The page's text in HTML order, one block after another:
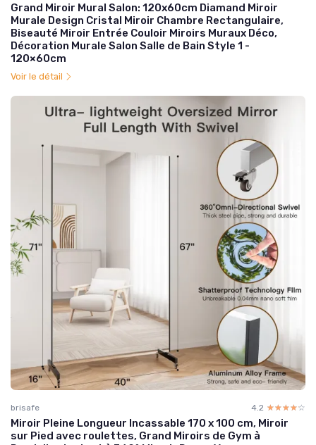
Grand Miroir Mural Salon: 120x60cm Diamand Miroir
Murale Design Cristal Miroir Chambre Rectangulaire,
Biseauté Miroir Entrée Couloir Miroirs Muraux Déco,
Décoration Murale Salon Salle de Bain Style 1 -
120×60cm
Voir le détail
brisafe 4.2 ☆☆☆☆☆
★★★★★
Miroir Pleine Longueur Incassable 170 x 100 cm, Miroir
sur Pied avec roulettes, Grand Miroirs de Gym à